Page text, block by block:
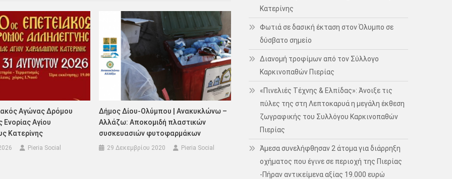
Αγώνας Δρόμου
Ενορίας Αγίου
Κατερίνης
Pieria Social
Δήμος Δίου-Ολύμπου | Ανακυκλώνω –
Αλλάζω: Αποκομιδή πλαστικών
συσκευασιών φυτοφαρμάκων
29 Δεκεμβρίου 2020 Pieria Social
Κατερίνης
Φωτιά σε δασική έκταση στον Όλυμπο σε
δύσβατο σημείο
Διανομή τροφίμων από τον Σύλλογο
Καρκινοπαθών Πιερίας
«Πινελιές Τέχνης & Ελπίδας»: Άνοιξε τις
πύλες της στη Λεπτοκαρυά η μεγάλη έκθεση
ζωγραφικής του Συλλόγου Καρκινοπαθών
Πιερίας
Άμεσα συνελήφθησαν 2 άτομα για διάρρηξη
οχήματος που έγινε σε περιοχή της Πιερίας
-Πήραν αντικείμενα αξίας 19.000 ευρώ